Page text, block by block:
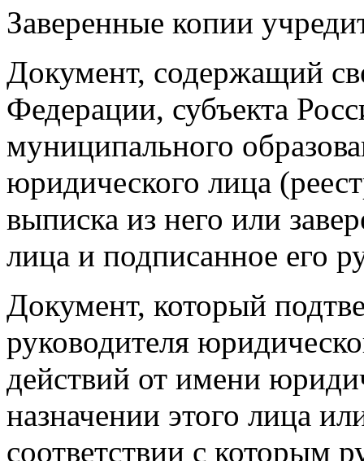
Заверенные копии
Документ, содержащий
Федерации, субъекта
муниципального
юридического лица
выписка из него или
лица и подписанное его
Документ, который
руководителя
действий от имени
назначении этого лица
соответствии с которым